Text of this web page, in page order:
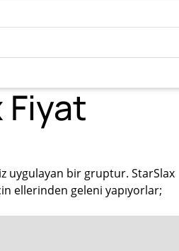
Fiyat
uygulayan bir gruptur. StarSlax
ellerinden geleni yapıyorlar;